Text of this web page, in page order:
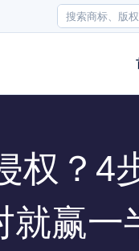
权？4
就赢一